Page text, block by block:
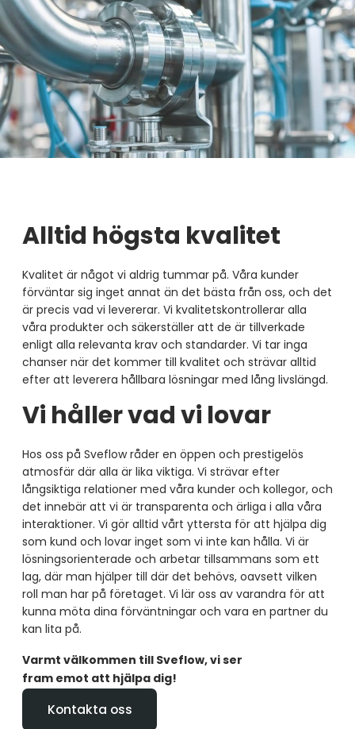
Alltid högsta kvalitet
Kvalitet är något vi aldrig tummar på. Våra kunder
förväntar sig inget annat än det bästa från oss, och det
är precis vad vi levererar. Vi kvalitetskontrollerar alla
våra produkter och säkerställer att de är tillverkade
enligt alla relevanta krav och standarder. Vi tar inga
chanser när det kommer till kvalitet och strävar alltid
efter att leverera hållbara lösningar med lång livslängd.
Vi håller vad vi lovar
Hos oss på Sveflow råder en öppen och prestigelös
atmosfär där alla är lika viktiga. Vi strävar efter
långsiktiga relationer med våra kunder och kollegor, och
det innebär att vi är transparenta och ärliga i alla våra
interaktioner. Vi gör alltid vårt yttersta för att hjälpa dig
som kund och lovar inget som vi inte kan hålla. Vi är
lösningsorienterade och arbetar tillsammans som ett
lag, där man hjälper till där det behövs, oavsett vilken
roll man har på företaget. Vi lär oss av varandra för att
kunna möta dina förväntningar och vara en partner du
kan lita på.
Varmt välkommen till Sveflow, vi ser
fram emot att hjälpa dig!
Kontakta oss